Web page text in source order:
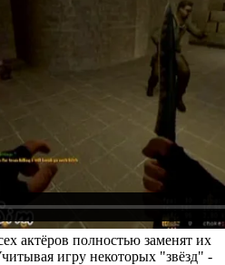
актёров полностью заменят их
игру некоторых "звёзд" -